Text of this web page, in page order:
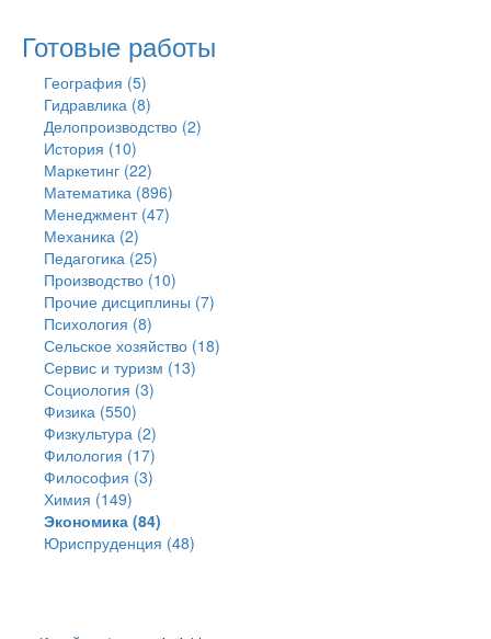
Готовые работы
География (5)
Гидравлика (8)
Делопроизводство (2)
История (10)
Маркетинг (22)
Математика (896)
Менеджмент (47)
Механика (2)
Педагогика (25)
Производство (10)
Прочие дисциплины (7)
Психология (8)
Сельское хозяйство (18)
Сервис и туризм (13)
Социология (3)
Физика (550)
Физкультура (2)
Филология (17)
Философия (3)
Химия (149)
Экономика (84)
Юриспруденция (48)